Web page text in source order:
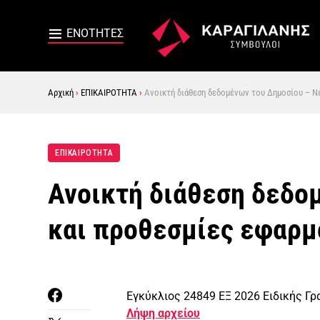
Αρχική › ΕΠΙΚΑΙΡΟΤΗΤΑ › Ανοικτή διάθεση δεδομένων του Δημοσίου –
ΕΠΙΚΑΙΡΟΤΗΤΑ
Ανοικτή διάθεση
και προθεσμίες
Εγκύκλιος 24849 ΕΞ 2026 Ειδικής
Λήψη αρχείου